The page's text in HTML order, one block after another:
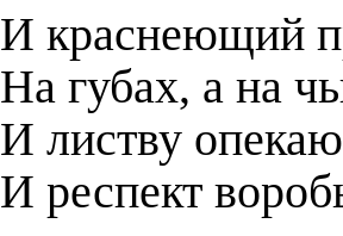
И краснеющий
На губах, а на
И листву
И респект